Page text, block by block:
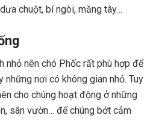
chuột, bí ngòi, măng tây…
nhỏ nên chó Phốc rất phù hợp để
những nơi có không gian nhỏ. Tuy
cho chúng hoạt động ở những
sân vườn… để chúng bớt cảm